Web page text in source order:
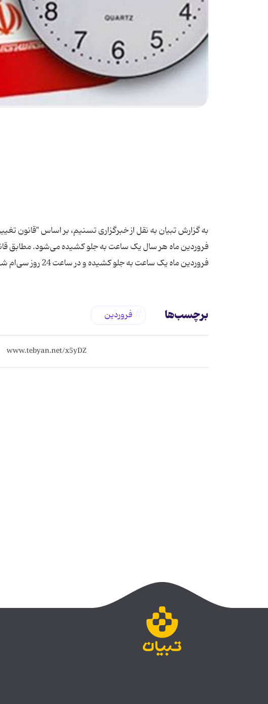
فروردین ماه یک ساعت به جلو کشیده و در ساعت 24 روز سی‌ام شهریور به وضعیت سابق برگردانده می‌شود. منبع: تسنیم
برچسب‌ها فروردین